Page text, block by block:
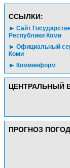
CСЫЛКИ:
Сайт
Республики Коми
Официальный
Коми
Комиинформ
ЦЕНТРАЛЬНЫЙ
ПРОГНОЗ